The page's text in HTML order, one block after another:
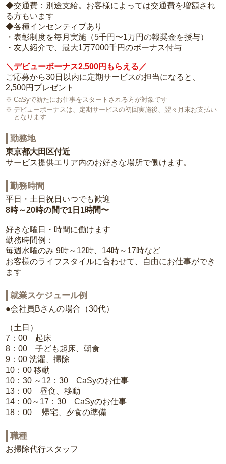
◆交通費：別途支給。お客様によっては交通費を増額され
る方もいます
◆各種インセンティブあり
・表彰制度を毎月実施（5千円〜1万円の報奨金を授与）
・友人紹介で、最大1万7000千円のボーナス付与
＼デビューボーナス2,500円もらえる／
ご応募から30日以内に定期サービスの担当になると、
2,500円プレゼント
CaSyで新たにお仕事をスタートされる方が対象です
デビューボーナスは、定期サービスの初回実施後、翌々月末お支払い
となります
勤務地
東京都大田区付近
サービス提供エリア内のお好きな場所で働けます。
勤務時間
平日・土日祝日いつでも歓迎
8時～20時の間で1日1時間〜
好きな曜日・時間に働けます
勤務時間例：
毎週水曜のみ 9時～12時、14時～17時など
お客様のライフスタイルに合わせて、自由にお仕事ができ
ます
就業スケジュール例
●会社員Bさんの場合（30代）
（土日）
7：00 起床
8：00 子ども起床、朝食
9：00 洗濯、掃除
10：00 移動
10：30 ～12：30 CaSyのお仕事
13：00 昼食、移動
14：00～17：30 CaSyのお仕事
18：00 帰宅、夕食の準備
職種
お掃除代行スタッフ